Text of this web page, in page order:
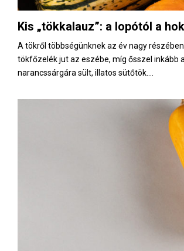
Kis „tökkalauz”: a lopótól a
A tökről többségünknek az év nagy
tökfőzelék jut az eszébe, míg ősszel inkább
narancssárgára sült, illatos sütőtök....